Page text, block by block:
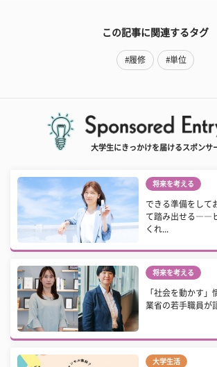
この記事に関連するタグ
#履修 #単位
大学生にきっかけを届けるスポンサ
将来を考える
できる準備をして
て踏み出せる――
くれ...
将来を考える
「社会を動かす」
業省の若手職員が
大学生活